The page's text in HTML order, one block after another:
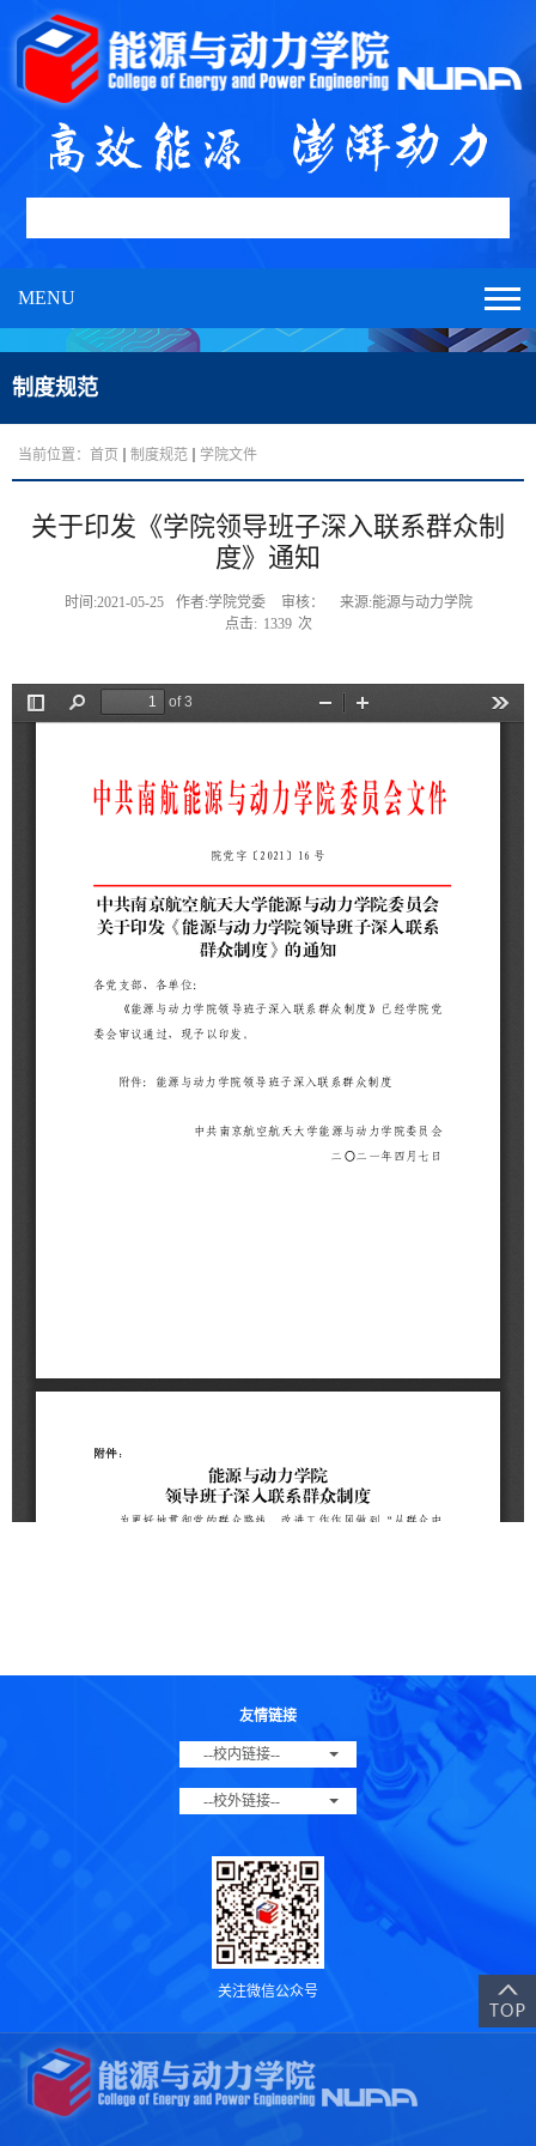
MENU
制度规范
当前位置： 首页 制度规范 学院文件
关于印发《学院领导班子深入联系群众制
度》通知
时间:2021-05-25 作者:学院党委 审核：
来源:能源与动力学院
点击: 1339 次
友情链接
--校内链接--
--校外链接--
关注微信公众号